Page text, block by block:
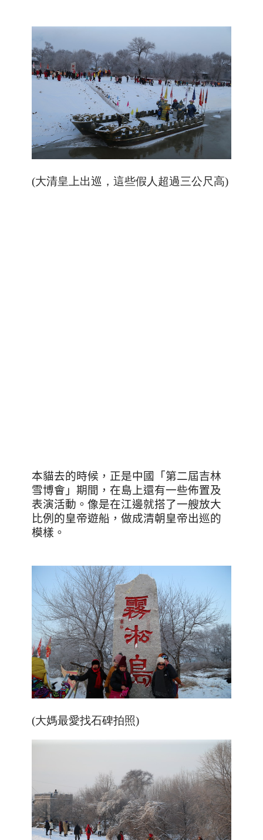
(大清皇上出巡，這些假人超過三公尺高)
本貓去的時候，正是中國「第二屆吉林
雪博會」期間，在島上還有一些佈置及
表演活動。像是在江邊就搭了一艘放大
比例的皇帝遊船，做成清朝皇帝出巡的
模樣。
(大媽最愛找石碑拍照)